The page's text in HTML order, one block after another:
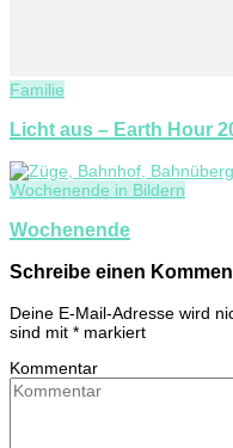
Familie
Licht aus – Earth Hour
Wochenende in Bildern
Wochenende
Schreibe einen
Deine E-Mail-Adresse wird
sind mit * markiert
Kommentar